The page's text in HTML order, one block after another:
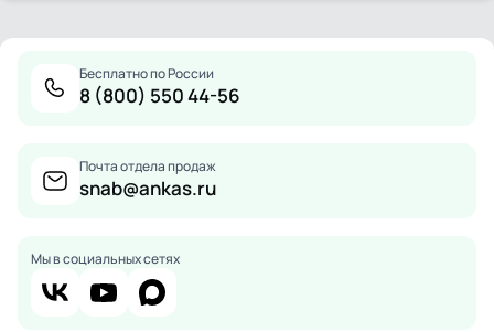
Бесплатно по России
8 (800) 550 44-56
Почта отдела продаж
snab@ankas.ru
Мы в социальных сетях